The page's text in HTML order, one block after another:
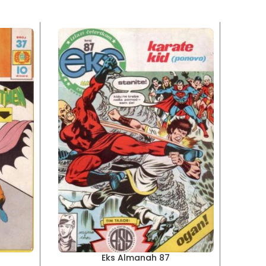
Eks Almanah 87